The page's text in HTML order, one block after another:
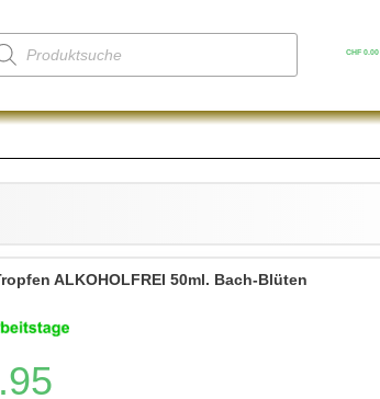
CHF0.00
ALKOHOLFREI 50ml. Bach-Blüten